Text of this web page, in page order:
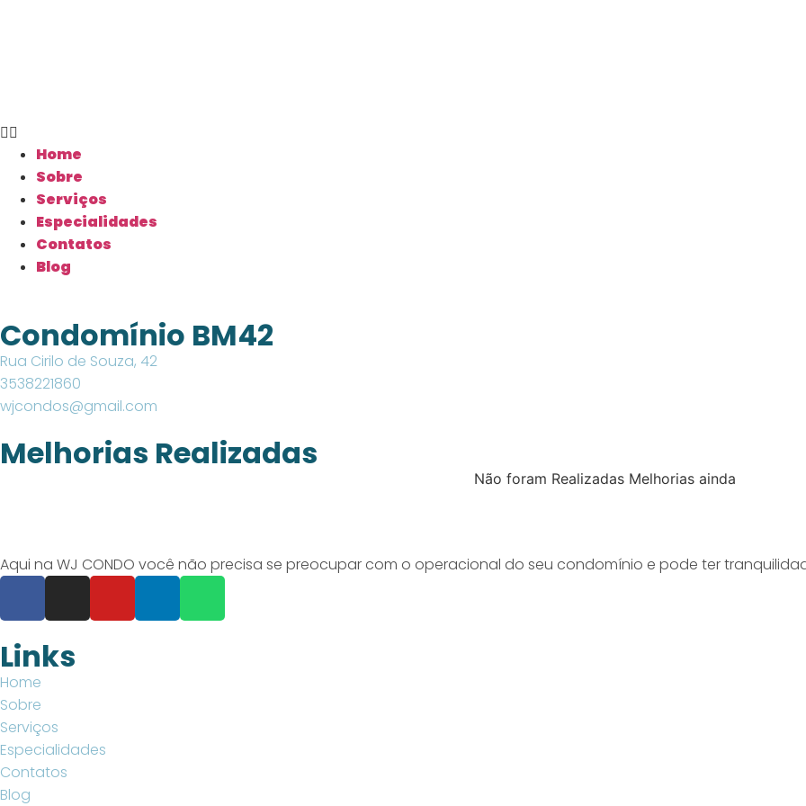
Home
Sobre
Serviços
Especialidades
Contatos
Blog
Condomínio BM42
Rua Cirilo de Souza, 42
3538221860
wjcondos@gmail.com
Melhorias Realizadas
Não foram Realizadas Melhorias ainda
Aqui na WJ CONDO você não precisa se preocupar com o operacional do seu condomínio e pode ter
Links
Home
Sobre
Serviços
Especialidades
Contatos
Blog